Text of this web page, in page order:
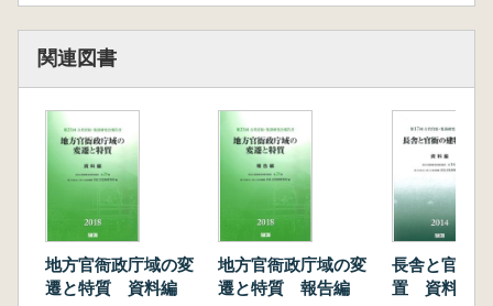
遺跡目次(掲載図版付き)
関連図書
地方官衙政庁域の変
遷と特質 資料編
地方官衙政庁域の変
遷と特質 報告編
長舎と官衙
置 資料編